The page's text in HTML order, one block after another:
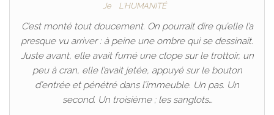
Je L'HUMANITÉ
C’est monté tout doucement. On pourrait dire qu’elle l’a
presque vu arriver : à peine une ombre qui se dessinait.
Juste avant, elle avait fumé une clope sur le trottoir, un
peu à cran, elle l’avait jetée, appuyé sur le bouton
d’entrée et pénétré dans l’immeuble. Un pas. Un
second. Un troisième ; les sanglots…